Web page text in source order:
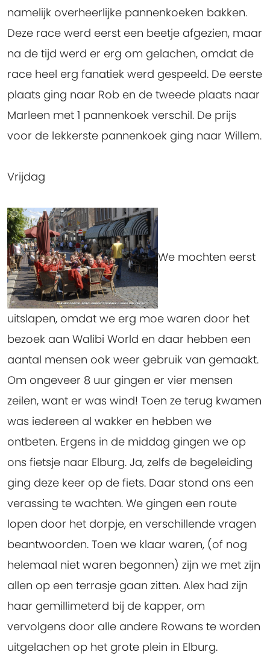
namelijk overheerlijke pannenkoeken bakken.
Deze race werd eerst een beetje afgezien, maar
na de tijd werd er erg om gelachen, omdat de
race heel erg fanatiek werd gespeeld. De eerste
plaats ging naar Rob en de tweede plaats naar
Marleen met 1 pannenkoek verschil. De prijs
voor de lekkerste pannenkoek ging naar Willem.
Vrijdag
We mochten eerst
uitslapen, omdat we erg moe waren door het
bezoek aan Walibi World en daar hebben een
aantal mensen ook weer gebruik van gemaakt.
Om ongeveer 8 uur gingen er vier mensen
zeilen, want er was wind! Toen ze terug kwamen
was iedereen al wakker en hebben we
ontbeten. Ergens in de middag gingen we op
ons fietsje naar Elburg. Ja, zelfs de begeleiding
ging deze keer op de fiets. Daar stond ons een
verassing te wachten. We gingen een route
lopen door het dorpje, en verschillende vragen
beantwoorden. Toen we klaar waren, (of nog
helemaal niet waren begonnen) zijn we met zijn
allen op een terrasje gaan zitten. Alex had zijn
haar gemillimeterd bij de kapper, om
vervolgens door alle andere Rowans te worden
uitgelachen op het grote plein in Elburg.